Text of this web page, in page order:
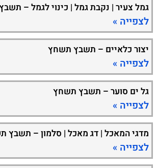
גמל צעיר | נקבת גמל | כינוי לגמל –
לצפייה »
יצור כלאיים – תשבץ תשחץ
לצפייה »
גל ים סוער – תשבץ תשחץ
לצפייה »
מדגי המאכל | דג מאכל | סלמון – תשבץ
לצפייה »